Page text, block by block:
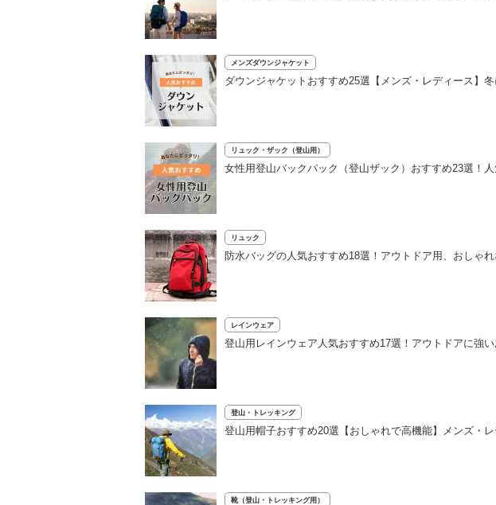
メンズダウンジャケット
ダウンジャケットおすすめ25選【メンズ・レディース】
リュック・ザック（登山用）
女性用登山バックパック（登山ザック）おすすめ23選！
リュック
防水バッグの人気おすすめ18選！アウトドア用、おしゃ
レインウェア
登山用レインウェア人気おすすめ17選！アウトドアに強
登山・トレッキング
登山用帽子おすすめ20選【おしゃれで高機能】メンズ・
靴（登山・トレッキング用）